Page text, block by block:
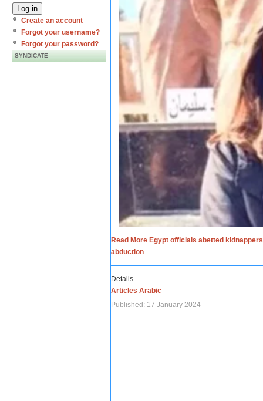
Log in
Create an account
Forgot your username?
Forgot your password?
SYNDICATE
Read More Egypt officials abetted
abduction
Details
Articles Arabic
Published: 17 January 2024